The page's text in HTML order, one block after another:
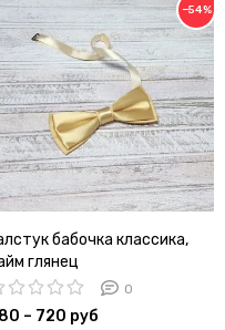
−54%
бабочка классика,
глянец
0
– 720 руб